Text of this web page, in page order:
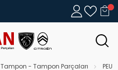
Tampon - Tampon Parçaları